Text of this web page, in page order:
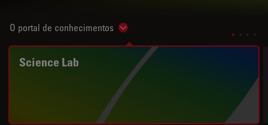
O portal de conhecimentos Show subnavigation
Science Lab